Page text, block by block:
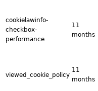
cookielawinfo-
checkbox-
performance
11
months
viewed_cookie_policy
11
months